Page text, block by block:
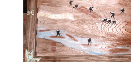
パンフレット
中芸日本遺産マンガ
リンク集